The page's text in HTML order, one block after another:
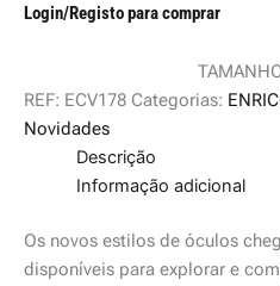
Login/Registo para comprar
REF: ECV178 Categorias:
Novidades
Descrição
Informação adicional
Os novos estilos de óculos
disponíveis para explorar e